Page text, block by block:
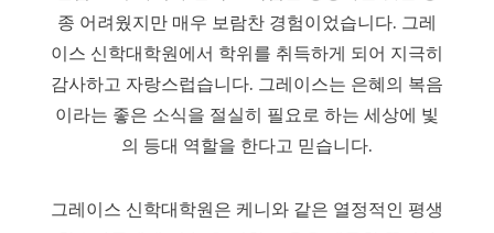
종 어려웠지만 매우 보람찬 경험이었습니다. 그레
이스 신학대학원에서 학위를 취득하게 되어 지극히
감사하고 자랑스럽습니다. 그레이스는 은혜의 복음
이라는 좋은 소식을 절실히 필요로 하는 세상에 빛
의 등대 역할을 한다고 믿습니다.
그레이스 신학대학원은 케니와 같은 열정적인 평생